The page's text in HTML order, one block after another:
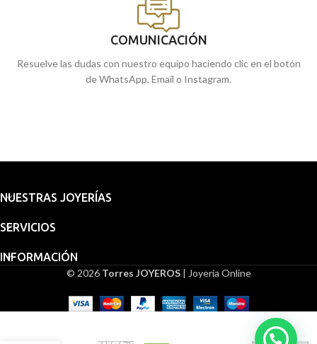
COMUNICACIÓN
Resuelve las dudas con nuestro equipo haciendo clic en el botón
de WhatsApp, Email o Instagram.
NUESTRAS JOYERÍAS
SERVICIOS
INFORMACIÓN
© 2026 Torres JOYEROS| Joyería Online
Medalla
517,94€
Embalaje